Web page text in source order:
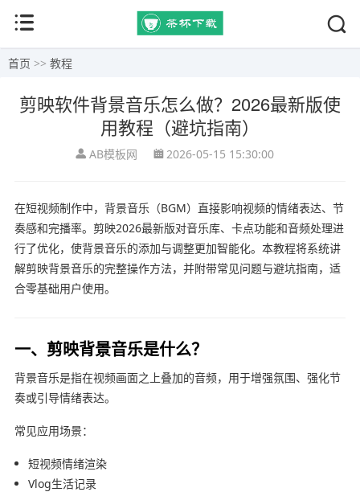
首页 >> 教程
剪映软件背景音乐怎么做？2026最新版使
用教程（避坑指南）
AB模板网 2026-05-15 15:30:00
在短视频制作中，背景音乐（BGM）直接影响视频的情绪表达、节
奏感和完播率。剪映2026最新版对音乐库、卡点功能和音频处理进
行了优化，使背景音乐的添加与调整更加智能化。本教程将系统讲
解剪映背景音乐的完整操作方法，并附带常见问题与避坑指南，适
合零基础用户使用。
一、剪映背景音乐是什么？
背景音乐是指在视频画面之上叠加的音频，用于增强氛围、强化节
奏或引导情绪表达。
常见应用场景：
短视频情绪渲染
Vlog生活记录